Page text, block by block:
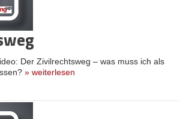
Der Zivilrechtsweg – was muss ich als
» weiterlesen